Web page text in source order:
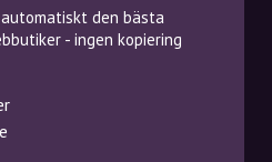
den bästa
- ingen kopiering